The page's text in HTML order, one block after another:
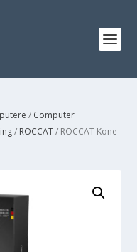
/ Computer
/ ROCCAT/ ROCCAT Kone